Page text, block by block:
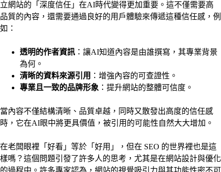
立網站的「深度信任」在AI時代變得更加重要。這不僅需要高
品質的內容，還需要通過良好的用戶體驗來傳遞這種信任感，例
如：
透明的作者資訊 ：讓AI知道內容是由誰撰寫，其專業背景
為何。
清晰的資料來源引用 ：增強內容的可查證性。
專業且一致的品牌形象 ：提升網站的整體可信度。
當內容不僅結構清晰、品質卓越，同時又散發出高度的信任感
時，它在AI眼中將更具價值，被引用的可能性自然大大增加。
在老闆眼裡「好看」等於「好用」，但在 SEO 的世界裡也是這
樣嗎？這個問題引發了許多人的思考，尤其是在網站設計與優化
的過程中。許多專家認為，網站的視覺吸引力與其功能性密不可